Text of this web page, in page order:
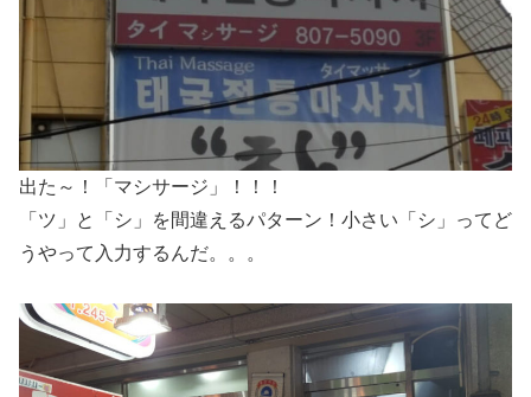
出た～！「マシサージ」！！！
「ツ」と「シ」を間違えるパターン！小さい「シ」ってど
うやって入力するんだ。。。